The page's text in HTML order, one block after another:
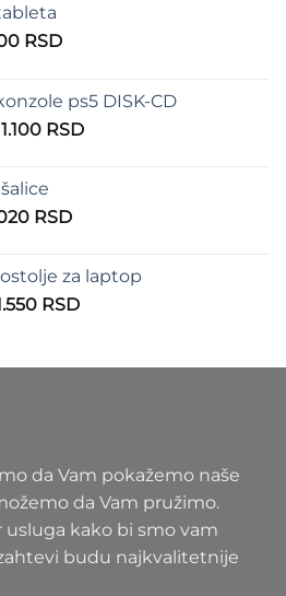
RSDRaspon
555 RSD
do
ps5 DISK-CD
1.100 RSDRaspon
RSDRaspon
935 RSD
do
za laptop
RSDRaspon
1.100 RSD
da Vam pokažemo naše
da Vam pružimo.
kako bi smo vam
budu najkvalitetnije